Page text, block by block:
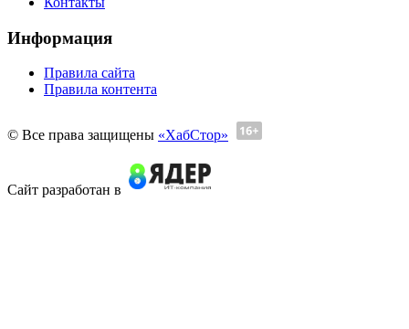
Информация
Правила сайта
Правила контента
© Все права защищены «ХабСтор»
Сайт разработан в